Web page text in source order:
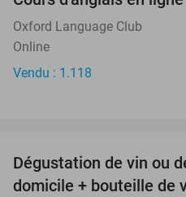
Oxford Language Club
Online
Vendu : 1.118
Dégustation de vin ou
domicile + bouteille de